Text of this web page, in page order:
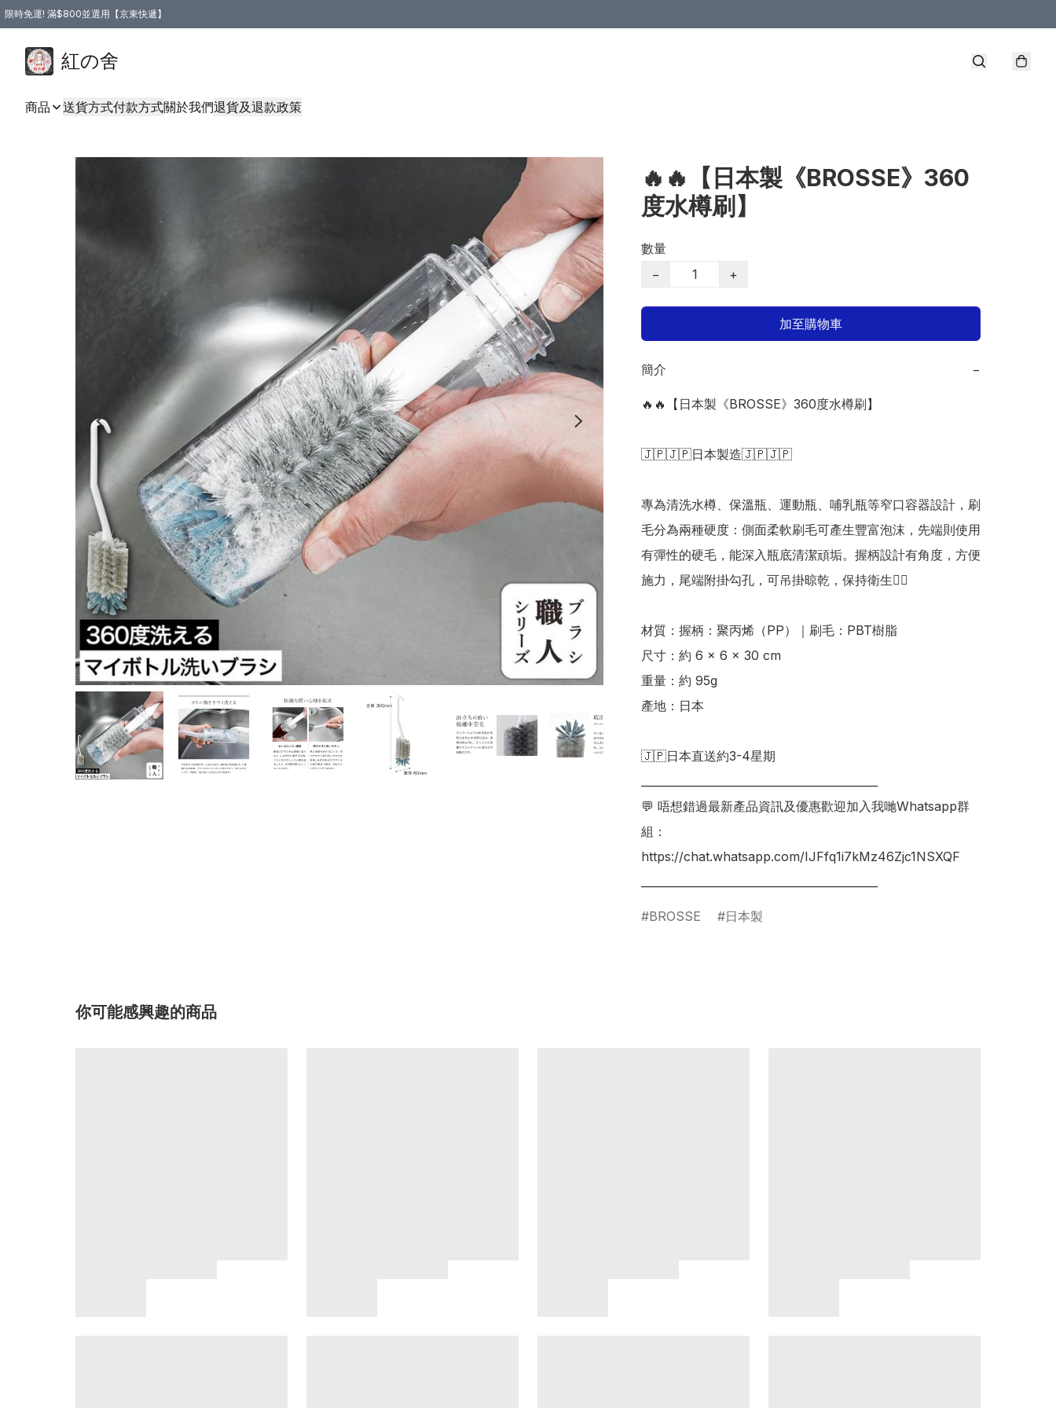
限時免運! 滿$800並選用【京東快遞】
紅の舍
商品 送貨方式付款方式關於我們退貨及退款政策
🔥🔥【日本製《BROSSE》360
度水樽刷】
數量
−
+
加至購物車
簡介 −
🔥🔥【日本製《BROSSE》360度水樽刷】
🇯🇵🇯🇵日本製造🇯🇵🇯🇵
專為清洗水樽、保溫瓶、運動瓶、哺乳瓶等窄口容器設計，刷
毛分為兩種硬度：側面柔軟刷毛可產生豐富泡沫，先端則使用
有彈性的硬毛，能深入瓶底清潔頑垢。握柄設計有角度，方便
施力，尾端附掛勾孔，可吊掛晾乾，保持衛生👍🏻
材質：握柄：聚丙烯（PP）｜刷毛：PBT樹脂
尺寸：約 6 × 6 × 30 cm
重量：約 95g
產地：日本
🇯🇵日本直送約3-4星期
💬 唔想錯過最新產品資訊及優惠歡迎加入我哋Whatsapp群
組：
https://chat.whatsapp.com/IJFfq1i7kMz46Zjc1NSXQF
BROSSE 日本製
你可能感興趣的商品